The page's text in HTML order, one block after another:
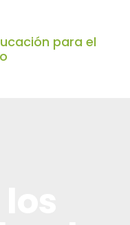
para el